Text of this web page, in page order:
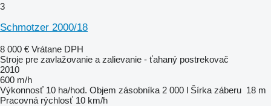
3
Schmotzer 2000/18
8 000 € Vrátane DPH
Stroje pre zavlažovanie a zalievanie - ťahaný postrekovač
2010
600 m/h
Výkonnosť 10 ha/hod. Objem zásobníka 2 000 l Šírka záberu 18 m
Pracovná rýchlosť 10 km/h